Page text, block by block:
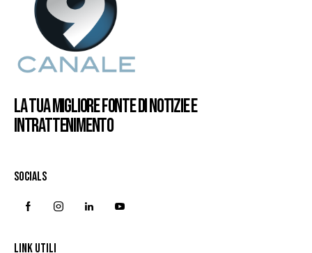
LA TUA MIGLIORE FONTE DI NOTIZIE E
INTRATTENIMENTO
SOCIALS
LINK UTILI